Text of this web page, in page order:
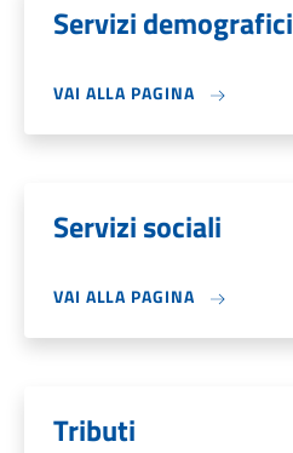
Servizi demografici
VAI ALLA PAGINA
Servizi sociali
VAI ALLA PAGINA
Tributi